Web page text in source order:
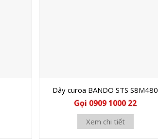
Dây curoa BANDO STS S8M480
Gọi 0909 1000 22
Xem chi tiết